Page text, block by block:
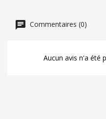
Commentaires (0)
Aucun avis n'a été